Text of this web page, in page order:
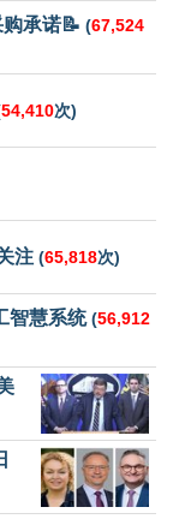
承诺📝 (67,524
54,410次)
注 (65,818次)
智慧系统(56,912